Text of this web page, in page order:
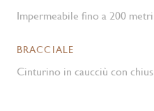
Impermeabile fino a 200 metri
BRACCIALE
Cinturino in caucciù con